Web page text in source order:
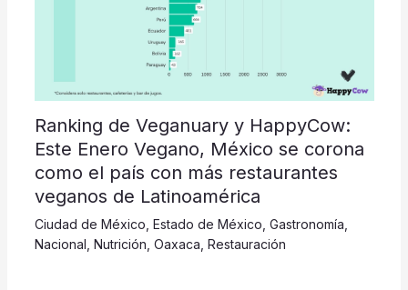
Ranking de Veganuary y HappyCow:
Este Enero Vegano, México se corona
como el país con más restaurantes
veganos de Latinoamérica
Ciudad de México Estado de México Gastronomía
Nacional Nutrición Oaxaca Restauración